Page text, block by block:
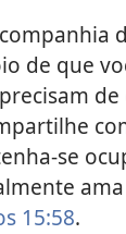
de que
se
15:58.